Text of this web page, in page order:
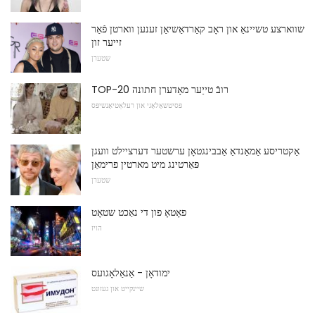
שווארצע טשיינאַ און ראָב קאַרדאַשיאַן זענען ווארטן פֿאַר
זייער זון
שטערן
TOP-20 רובֿ טייַער מאָדערן חתונה
פּסיטשאָלאָגי און רעלאַטיאָנשיפּס
אַקטריסע אַמאַנדאַ אַבבינגטאָן ערשטער דערציילט וועגן
פּאַרטינג מיט מארטין פרימאַן
שטערן
פאָטאָ פון די נאַכט שטאָט
הויז
ימודאָן - אַנאַלאָגועס
שיינקייט און געזונט